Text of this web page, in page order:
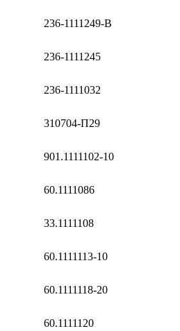
236-1111249-В
236-1111245
236-1111032
310704-П29
901.1111102-10
60.1111086
33.1111108
60.1111113-10
60.1111118-20
60.1111120